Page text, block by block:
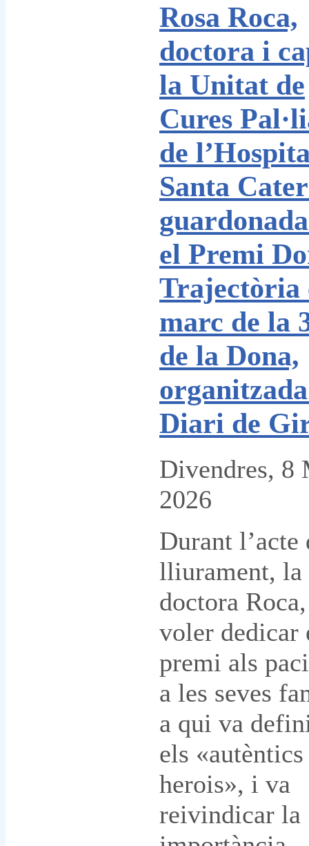
Rosa Roca,
doctora i
la Unitat de
Cures
de
Santa
el Premi
Trajectòria
marc de la
de la Dona,
Diari de
Divendres, 8
2026
Durant l’acte
lliurament, la
doctora
voler dedicar
premi als
a les seves
a qui va
els «autèntics
herois», i va
reivindicar la